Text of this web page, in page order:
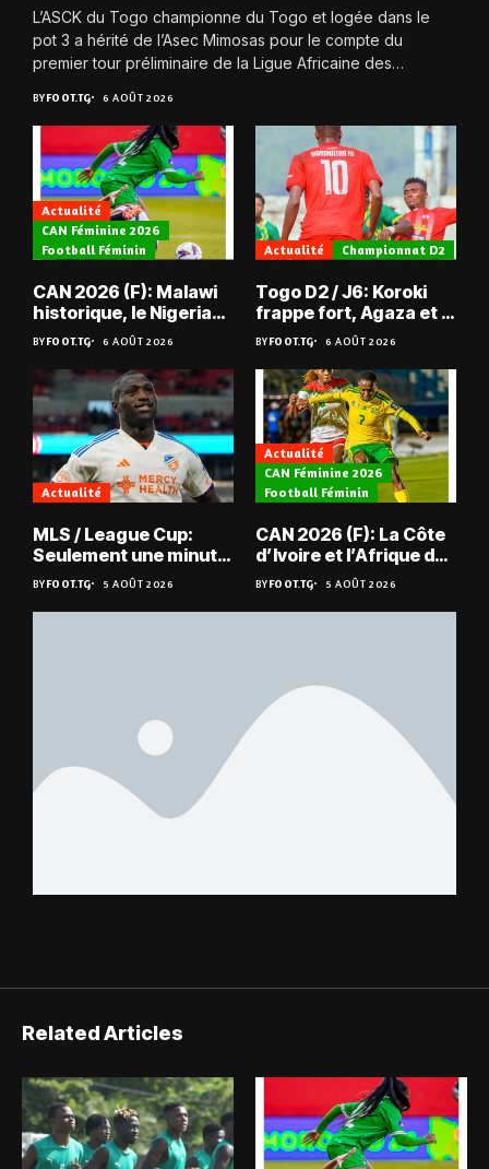
L’ASCK du Togo championne du Togo et logée dans le
pot 3 a hérité de l’Asec Mimosas pour le compte du
premier tour préliminaire de la Ligue Africaine des
BYFOOT.TG 6 AOÛT 2026
Actualité
CAN Féminine 2026
Football Féminin
CAN 2026 (F): Malawi
historique, le Nigeria
sauvé, la Zambie
éliminée
BYFOOT.TG 6 AOÛT 2026
Actualité Championnat D2
Togo D2 / J6: Koroki
frappe fort, Agaza et la
JCA assurent,
suspense avant Sara
FC – Doumbé FC
BYFOOT.TG 6 AOÛT 2026
Actualité
MLS / League Cup:
Seulement une minute
de jeu pour Kévin
Denkey
BYFOOT.TG 5 AOÛT 2026
Actualité
CAN Féminine 2026
Football Féminin
CAN 2026 (F): La Côte
d’Ivoire et l’Afrique du
Sud en quarts
BYFOOT.TG 5 AOÛT 2026
Related Articles